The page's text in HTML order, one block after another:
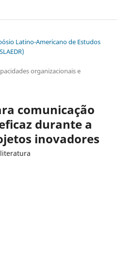
Latino-Americano de Estudos
organizacionais e
comunicação
durante a
inovadores